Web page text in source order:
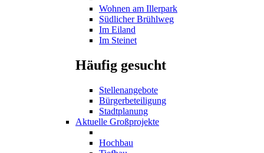
Wohnen am Illerpark
Südlicher Brühlweg
Im Eiland
Im Steinet
Häufig gesucht
Stellenangebote
Bürgerbeteiligung
Stadtplanung
Aktuelle Großprojekte
Hochbau